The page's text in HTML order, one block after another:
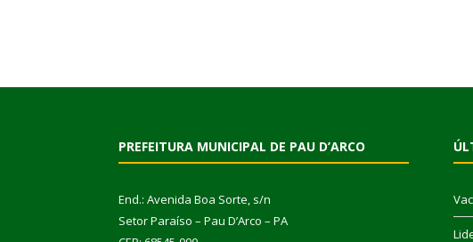
PREFEITURA MUNICIPAL DE PAU D’ARCO
End.: Avenida Boa Sorte, s/n
Setor Paraíso – Pau D’Arco – PA